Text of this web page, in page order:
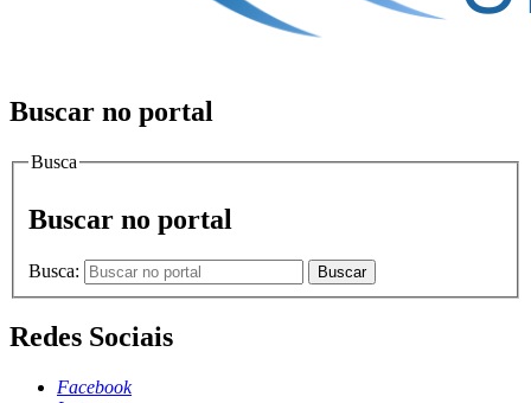
Buscar no portal
Busca
Buscar no portal
Busca: Buscar
Redes Sociais
Facebook